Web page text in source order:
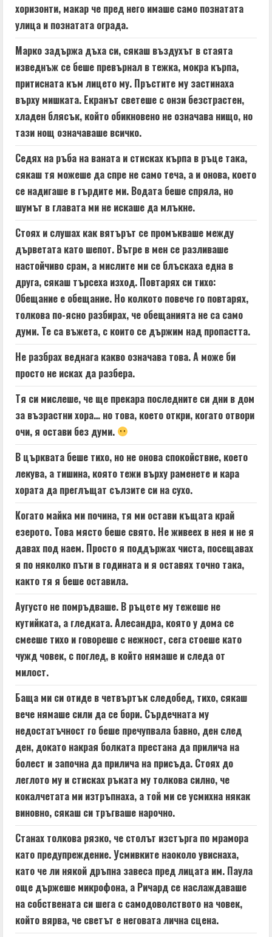
хоризонти, макар че пред него имаше само познатата
улица и познатата ограда.
Марко задържа дъха си, сякаш въздухът в стаята
изведнъж се беше превърнал в тежка, мокра кърпа,
притисната към лицето му. Пръстите му застинаха
върху мишката. Екранът светеше с онзи безстрастен,
хладен блясък, който обикновено не означава нищо, но
тази нощ означаваше всичко.
Седях на ръба на ваната и стисках кърпа в ръце така,
сякаш тя можеше да спре не само теча, а и онова, което
се надигаше в гърдите ми. Водата беше спряла, но
шумът в главата ми не искаше да млъкне.
Стоях и слушах как вятърът се промъкваше между
дърветата като шепот. Вътре в мен се разливаше
настойчиво срам, а мислите ми се блъскаха една в
друга, сякаш търсеха изход. Повтарях си тихо:
Обещание е обещание. Но колкото повече го повтарях,
толкова по-ясно разбирах, че обещанията не са само
думи. Те са въжета, с които се държим над пропастта.
Не разбрах веднага какво означава това. А може би
просто не исках да разбера.
Тя си мислеше, че ще прекара последните си дни в дом
за възрастни хора… но това, което откри, когато отвори
очи, я остави без думи.
В църквата беше тихо, но не онова спокойствие, което
лекува, а тишина, която тежи върху раменете и кара
хората да преглъщат сълзите си на сухо.
Когато майка ми почина, тя ми остави къщата край
езерото. Това място беше свято. Не живеех в нея и не я
давах под наем. Просто я поддържах чиста, посещавах
я по няколко пъти в годината и я оставях точно така,
както тя я беше оставила.
Аугусто не помръдваше. В ръцете му тежеше не
кутийката, а гледката. Алесандра, която у дома се
смееше тихо и говореше с нежност, сега стоеше като
чужд човек, с поглед, в който нямаше и следа от
милост.
Баща ми си отиде в четвъртък следобед, тихо, сякаш
вече нямаше сили да се бори. Сърдечната му
недостатъчност го беше пречупвала бавно, ден след
ден, докато накрая болката престана да прилича на
болест и започна да прилича на присъда. Стоях до
леглото му и стисках ръката му толкова силно, че
кокалчетата ми изтръпнаха, а той ми се усмихна някак
виновно, сякаш си тръгваше нарочно.
Станах толкова рязко, че столът изстърга по мрамора
като предупреждение. Усмивките наоколо увиснаха,
като че ли някой дръпна завеса пред лицата им. Паула
още държеше микрофона, а Ричард се наслаждаваше
на собствената си шега с самодоволството на човек,
който вярва, че светът е неговата лична сцена.